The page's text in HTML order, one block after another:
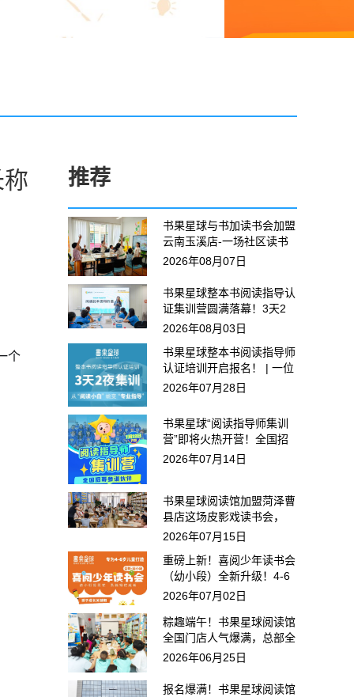
个
推荐
书果星球与书加读书会加盟
云南玉溪店-一场社区读书
会，让20+名孩子专注阅
评！
2026年08月07日
书果星球整本书阅读指导认
证集训营圆满落幕！3天2
夜，成为专业的阅读指导
2026年08月03日
书果星球整本书阅读指导师
认证培训开启报名！ | 一位
真正懂阅读的指导师，能点
2026年07月28日
书果星球“阅读指导师集训
营”即将火热开营！全国招
募，0基础可学！
2026年07月14日
书果星球阅读馆加盟菏泽曹
县店这场皮影戏读书会，
40+组家庭抢报！
2026年07月15日
重磅上新！喜阅少年读书会
（幼小段）全新升级！4-6
岁专属成长方案来了
2026年07月02日
粽趣端午！书果星球阅读馆
全国门店人气爆满，总部全
维赋能终端
2026年06月25日
报名爆满！书果星球阅读馆